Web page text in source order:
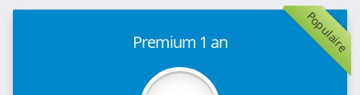
Populaire
Premium 1 an